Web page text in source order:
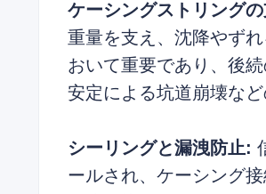
ケーシングストリング
重量を支え、沈降やず
おいて重要であり、後
安定による坑道崩壊な
シーリングと漏洩防止:
ールされ、ケーシング